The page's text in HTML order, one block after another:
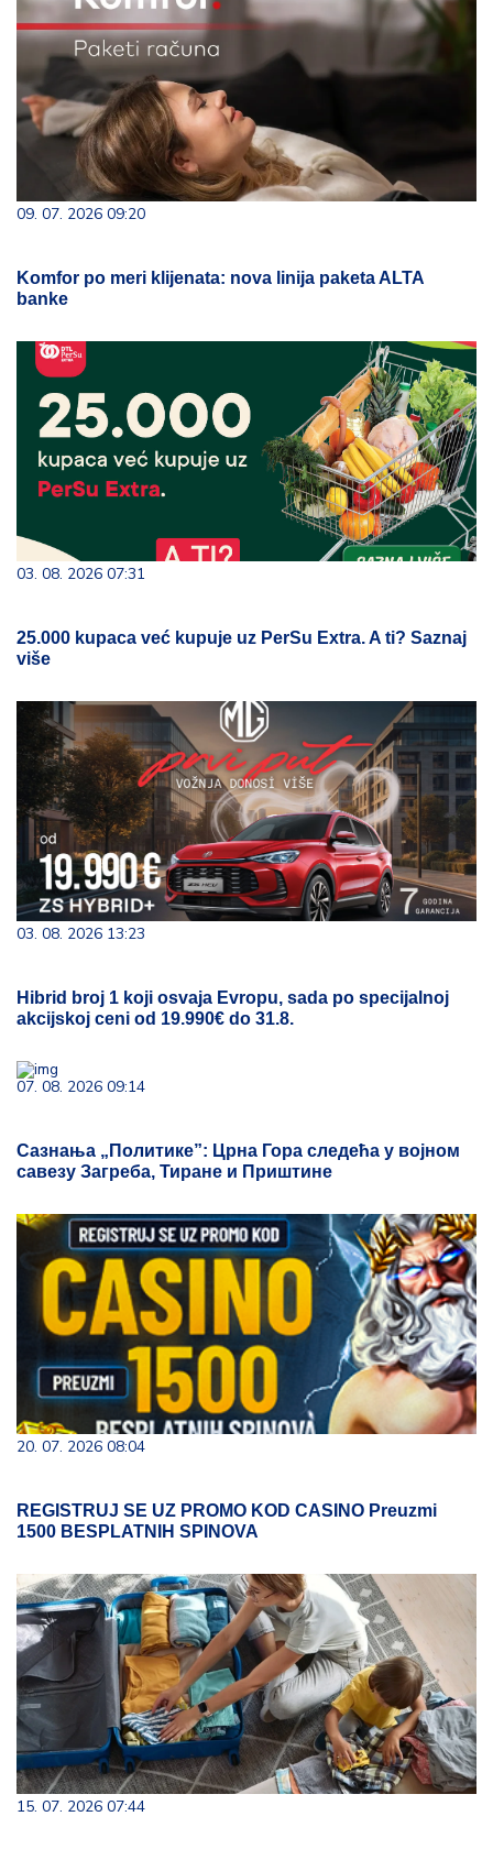
09. 07. 2026 09:20
Komfor po meri klijenata: nova linija paketa ALTA
banke
03. 08. 2026 07:31
25.000 kupaca već kupuje uz PerSu Extra. A ti? Saznaj
više
03. 08. 2026 13:23
Hibrid broj 1 koji osvaja Evropu, sada po specijalnoj
akcijskoj ceni od 19.990€ do 31.8.
07. 08. 2026 09:14
Сазнања „Политике”: Црна Гора следећа у војном
савезу Загреба, Тиране и Приштине
20. 07. 2026 08:04
REGISTRUJ SE UZ PROMO KOD CASINO Preuzmi
1500 BESPLATNIH SPINOVA
15. 07. 2026 07:44